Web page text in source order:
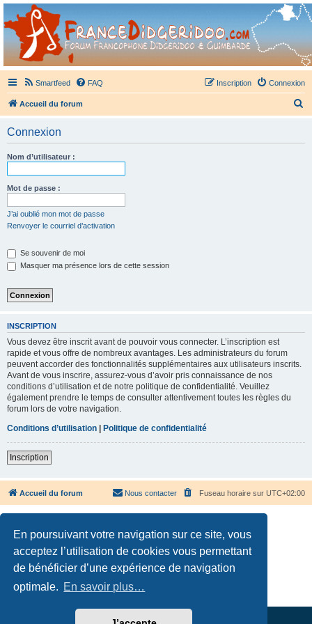
En poursuivant votre navigation sur ce site, vous
acceptez l’utilisation de cookies vous permettant
de bénéficier d’une expérience de navigation
optimale. En savoir plus…
France Didgeridoo
Didgeridoo et Guimbarde sur France Didgeridoo - retrouvez la communauté.
Smartfeed FAQ Connexion
Inscription
Accueil du forum
Connexion
Nom d’utilisateur :
Mot de passe :
J’ai oublié mon mot de passe
Renvoyer le courriel d’activation
Se souvenir de moi
Masquer ma présence lors de cette session
INSCRIPTION
Vous devez être inscrit avant de pouvoir vous connecter. L’inscription est
rapide et vous offre de nombreux avantages. Les administrateurs du forum
peuvent accorder des fonctionnalités supplémentaires aux utilisateurs inscrits.
Avant de vous inscrire, assurez-vous d’avoir pris connaissance de nos
conditions d’utilisation et de notre politique de confidentialité. Veuillez
également prendre le temps de consulter attentivement toutes les règles du
forum lors de votre navigation.
Conditions d’utilisation
Politique de confidentialité
Inscription
Accueil du forum Fuseau horaire sur UTC+02:00
Nous contacter
Développé parphpBB® Forum Software © phpBB Limited
Confidentialité